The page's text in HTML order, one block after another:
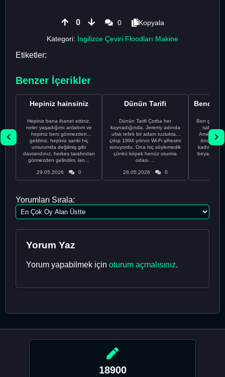
0 0
Kopyala
Kategori: İngilizce Çeviri Floodları Makine
Etiketler:
Benzer İçerikler
Hepiniz hainsiniz
Hepiniz bana ihanet ettiniz,
neler yaşadığımı anlattım ve
hepiniz beni görmezden
geldiniz, hepiniz sanki hiç
umurumda değilmiş gibi
davrandınız, herkes tarafından
görmezden gelindim, lan...
29.05.2026 0
Dünün Tarifi
Dünün Tarifi Çorba her
kaynadığında, Jeremy adında
ufak tefek bir adam tuzluktan
çıkıp 1994 yılının Wi-Fi şifresini
soruyordu. Ona hiç söylemedik
çünkü köpek henüz oturma
odası ...
28.05.2026 0
Ben gururlu
sahip
önce
kadınla
beyaz
Yorumları Sırala:
Yorum Yaz
Yorum yapabilmek için oturum açmalısınız.
18900